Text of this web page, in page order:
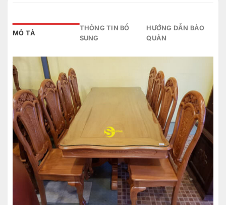
MÔ TẢ
THÔNG TIN BỔ
SUNG
HƯỚNG DẪN BẢO
QUẢN